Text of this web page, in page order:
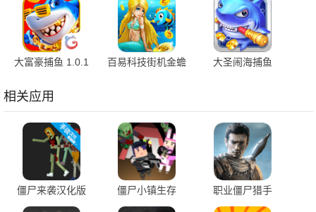
大富豪捕鱼 1.0.1
百易科技街机金蟾
大圣闹海捕鱼
相关应用
僵尸来袭汉化版
1.8 安卓版
僵尸小镇生存
339.0 官方版
职业僵尸猎手
3.1.0 安卓版